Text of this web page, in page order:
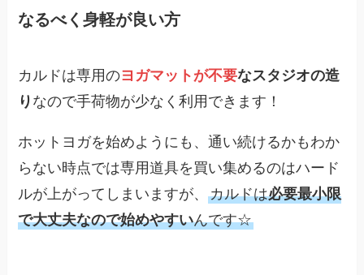
なるべく身軽が良い方
カルドは専用のヨガマットが不要なスタジオの造
り なので手荷物が少なく利用できます！
ホットヨガを始めようにも、通い続けるかもわか
らない時点では専用道具を買い集めるのはハード
ルが上がってしまいますが、カルドは必要最小限
で大丈夫なので始めやすいんです☆